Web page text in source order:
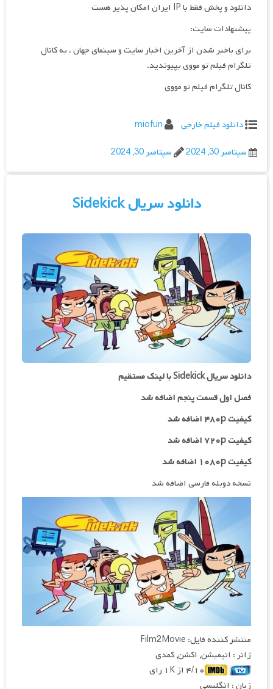
دانلود و پخش فقط با IP ایران امکان پذیر هست
پیشنهادات سایت:
برای باخبر شدن از آخرین اخبار سایت و سینمای جهان ، به کانال
تلگرام فیلم تو مووی بپیوندید.
کانال تلگرام فیلم تو مووی
دانلود فیلم خارجی
miofun
سپتامبر 30, 2024
سپتامبر 30, 2024
دانلود سریال Sidekick
دانلود سریال Sidekick با لینک مستقیم
فصل اول قسمت پنجم اضافه شد
کیفیت ۴۸۰p اضافه شد
کیفیت ۷۲۰p
اضافه شد
کیفیت ۱۰۸۰p اضافه شد
نسخه دوبله فارسی اضافه شد
منتشر کننده فایل: Film2Movie
ژانر : انیمیشن, اکشن, کمدی
۴/۱۰ از ۱K رای
زبان : انگلیسی